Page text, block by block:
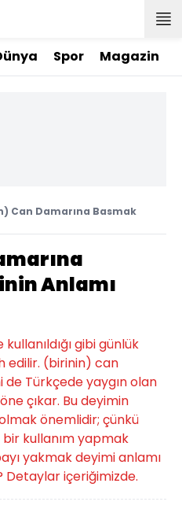
Spor Magazin
Can Damarına Basmak
Anlamı
gibi günlük
edilir. (birinin) can
Türkçede yaygın olan
çıkar. Bu deyimin
önemlidir; çünkü
kullanım yapmak
yakmak deyimi anlamı
Detaylar içeriğimizde.